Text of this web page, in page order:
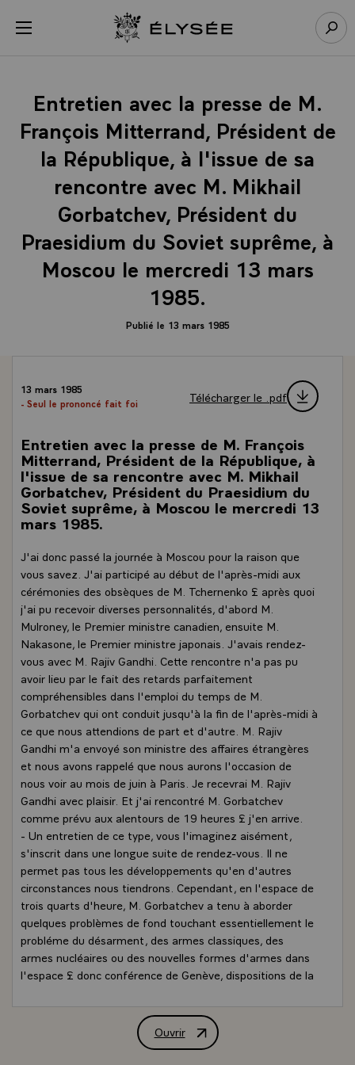
menu Retour à l’accueil Élysée
Entretien avec la presse de M.
François Mitterrand, Président de
la République, à l'issue de sa
rencontre avec M. Mikhail
Gorbatchev, Président du
Praesidium du Soviet suprême, à
Moscou le mercredi 13 mars
1985.
Publié le 13 mars 1985
13 mars 1985
- Seul le prononcé fait foi
Télécharger le .pdf
Entretien avec la presse de M. François
Mitterrand, Président de la République, à
l'issue de sa rencontre avec M. Mikhail
Gorbatchev, Président du Praesidium du
Soviet suprême, à Moscou le mercredi 13
mars 1985.
J'ai donc passé la journée à Moscou pour la raison que
vous savez. J'ai participé au début de l'après-midi aux
cérémonies des obsèques de M. Tchernenko £ après quoi
j'ai pu recevoir diverses personnalités, d'abord M.
Mulroney, le Premier ministre canadien, ensuite M.
Nakasone, le Premier ministre japonais. J'avais rendez-
vous avec M. Rajiv Gandhi. Cette rencontre n'a pas pu
avoir lieu par le fait des retards parfaitement
compréhensibles dans l'emploi du temps de M.
Gorbatchev qui ont conduit jusqu'à la fin de l'après-midi à
ce que nous attendions de part et d'autre. M. Rajiv
Gandhi m'a envoyé son ministre des affaires étrangères
et nous avons rappelé que nous aurons l'occasion de
nous voir au mois de juin à Paris. Je recevrai M. Rajiv
Gandhi avec plaisir. Et j'ai rencontré M. Gorbatchev
comme prévu aux alentours de 19 heures £ j'en arrive.
- Un entretien de ce type, vous l'imaginez aisément,
s'inscrit dans une longue suite de rendez-vous. Il ne
permet pas tous les développements qu'en d'autres
circonstances nous tiendrons. Cependant, en l'espace de
trois quarts d'heure, M. Gorbatchev a tenu à aborder
quelques problèmes de fond touchant essentiellement le
probléme du désarment, des armes classiques, des
armes nucléaires ou des nouvelles formes d'armes dans
l'espace £ donc conférence de Genève, dispositions de la
j'ai répondu en répétant les données principales de la
politique extérieure de la France dans ce domaine. Vous
Ouvrir
Entretien avec la presse de M.
Panneau de gestion des cookies